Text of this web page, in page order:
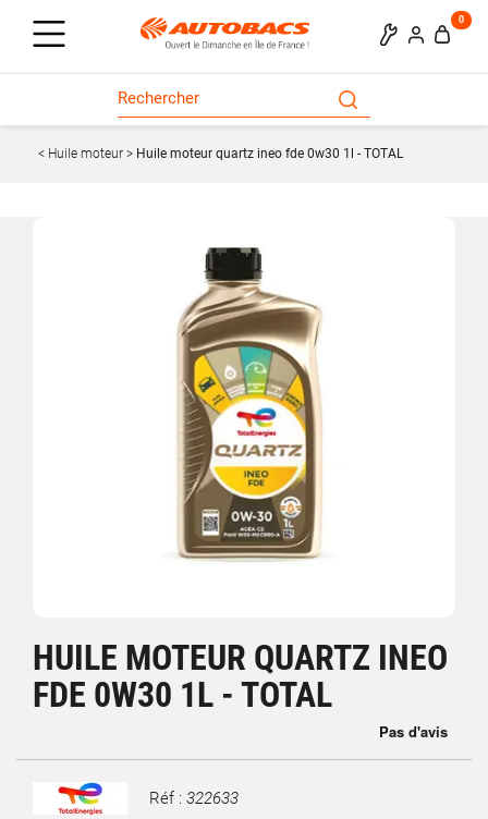
0
Huile moteur Huile moteur quartz ineo fde 0w30 1l - TOTAL
HUILE MOTEUR QUARTZ INEO
FDE 0W30 1L - TOTAL
Marque Réf : 322633